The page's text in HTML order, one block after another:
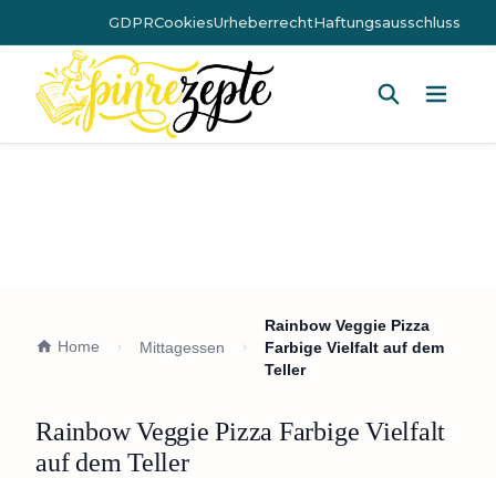
GDPRCookiesUrheberrechtHaftungsausschluss
Home Mittagessen
Rainbow Veggie Pizza
Farbige Vielfalt auf dem
Teller
Rainbow Veggie Pizza Farbige Vielfalt
auf dem Teller